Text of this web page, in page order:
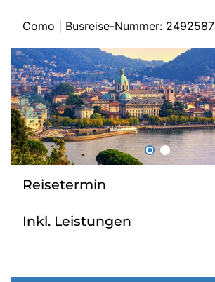
Start
Busreisen
Bus mieten
Über Bus dich weg!
Radio
Deutschland
Heimatland ändern:
Como | Busreise-Nummer: 2492587
Reisetermin
Inkl. Leistungen